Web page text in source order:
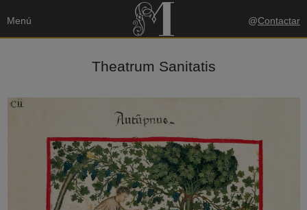
Menú @Contactar
Theatrum Sanitatis